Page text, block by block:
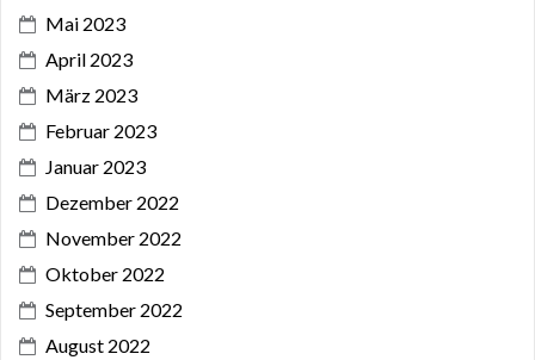
Mai 2023
April 2023
März 2023
Februar 2023
Januar 2023
Dezember 2022
November 2022
Oktober 2022
September 2022
August 2022